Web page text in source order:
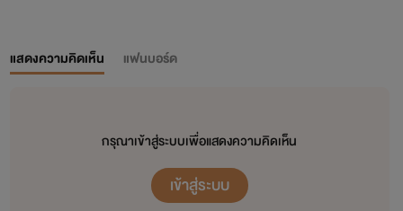
แสดงความคิดเห็น แฟนบอร์ด
กรุณาเข้าสู่ระบบเพื่อแสดงความคิดเห็น
เข้าสู่ระบบ